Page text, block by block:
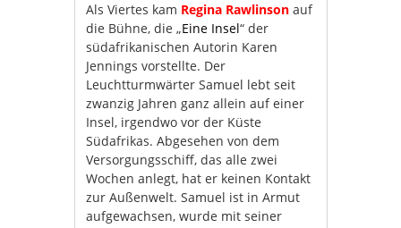
Als Viertes kam Regina Rawlinson auf
die Bühne, die „Eine Insel“ der
südafrikanischen Autorin Karen
Jennings vorstellte. Der
Leuchtturmwärter Samuel lebt seit
zwanzig Jahren ganz allein auf einer
Insel, irgendwo vor der Küste
Südafrikas. Abgesehen von dem
Versorgungsschiff, das alle zwei
Wochen anlegt, hat er keinen Kontakt
zur Außenwelt. Samuel ist in Armut
aufgewachsen, wurde mit seiner